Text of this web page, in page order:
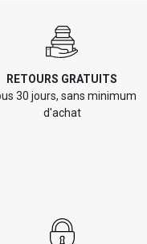
RETOURS GRATUITS
30 jours, sans minimum
d'achat